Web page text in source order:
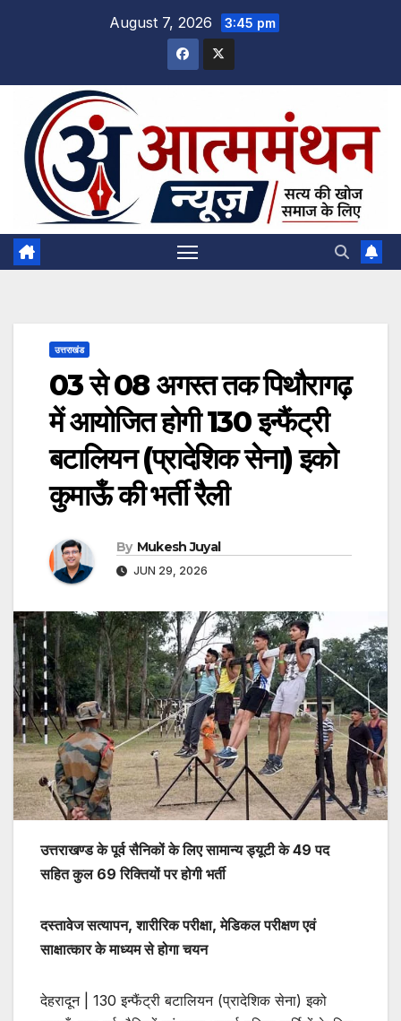
August 7, 2026 3:45 pm
उत्तराखंड
03 से 08 अगस्त तक पिथौरागढ़
में आयोजित होगी 130 इन्फैंट्री
बटालियन (प्रादेशिक सेना) इको
कुमाऊँ की भर्ती रैली
By Mukesh Juyal
JUN 29, 2026
उत्तराखण्ड के पूर्व सैनिकों के लिए सामान्य ड्यूटी के 49 पद
सहित कुल 69 रिक्तियों पर होगी भर्ती
दस्तावेज सत्यापन, शारीरिक परीक्षा, मेडिकल परीक्षण एवं
साक्षात्कार के माध्यम से होगा चयन
देहरादून | 130 इन्फैंट्री बटालियन (प्रादेशिक सेना) इको